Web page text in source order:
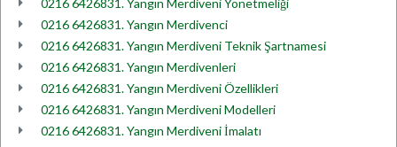
0216 6426831. Yangın Merdiveni Yönetmeliği
0216 6426831. Yangın Merdivenci
0216 6426831. Yangın Merdiveni Teknik Şartnamesi
0216 6426831. Yangın Merdivenleri
0216 6426831. Yangın Merdiveni Özellikleri
0216 6426831. Yangın Merdiveni Modelleri
0216 6426831. Yangın Merdiveni İmalatı